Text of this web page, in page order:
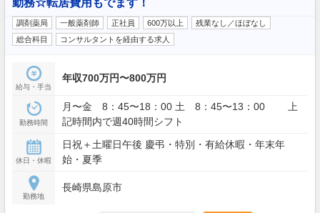
調剤薬局 一般薬剤師 正社員 600万以上
残業なし／ほぼなし
総合科目
コンサルタントを経由する求人
給与・手当
年収700万円〜800万円
勤務時間
月〜金 8：45〜18：00 土 8：45〜13：00 上
記時間内で週40時間シフト
休日・休暇
日祝＋土曜日午後 慶弔・特別・有給休暇・年末年
始・夏季
勤務地
長崎県島原市